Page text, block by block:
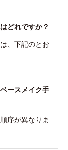
どれですか？
、下記のとお
ースメイク手
序が異なりま